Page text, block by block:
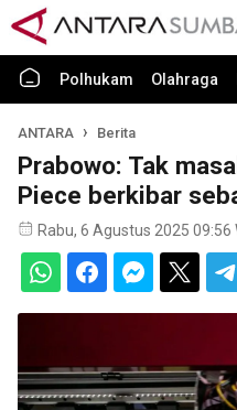
Polhukam Olahraga
ANTARA Berita
Prabowo: Tak
Piece berkibar
Rabu, 6 Agustus 2025 09:56